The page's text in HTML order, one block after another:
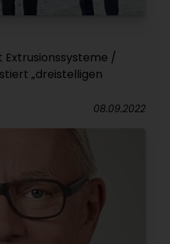
/
„dreistelligen
08.09.2022